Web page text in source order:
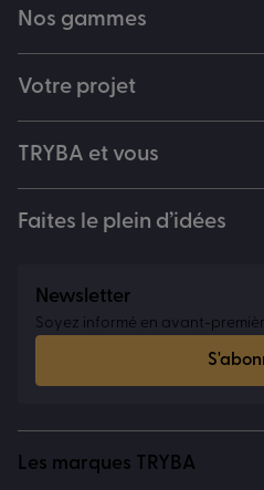
Nos gammes
Votre projet
TRYBA et vous
Faites le plein d’idées
Newsletter
Soyez informé en avant-
Les marques TRYBA